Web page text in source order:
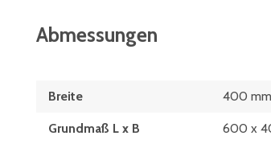
Abmessungen
Breite 400 mm
Grundmaß L x B 600 x